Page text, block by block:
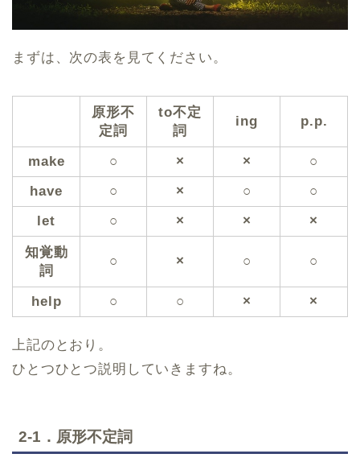
まずは、次の表を見てください。
原形不
定詞
to不定
詞
ing p.p.
make ○ × ×
○
have
○ × ○
○
let
○ × × ×
知覚動
詞
○ × ○ ○
help ○ ○ × ×
上記のとおり。
ひとつひとつ説明していきますね。
2-1．原形不定詞